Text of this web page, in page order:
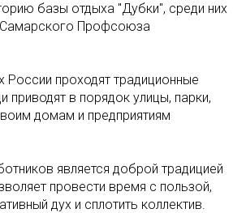
базы отдыха "Дубки", среди них
Самарского Профсоюза
России проходят традиционные
приводят в порядок улицы, парки,
домам и предприятиям
является доброй традицией
провести время с пользой,
дух и сплотить коллектив.